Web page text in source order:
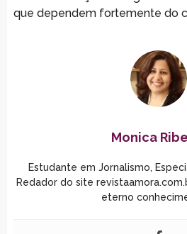
que dependem fortemente do
Monica
Estudante em Jornalismo,
Redador do site
eterno